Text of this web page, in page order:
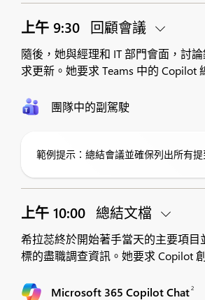
上午 9:30 回顧會議
隨後，她與經理和 IT 部門會面，討
求更新。她要求 Teams 中的 Copilot
團隊中的副駕駛
範例提示：總結會議並確保列出所有提
上午 10:00 總結文檔
希拉蕊終於開始著手當天的主要項目
標的盡職調查資訊。她要求 Copilot
Microsoft 365 Copilot Chat2